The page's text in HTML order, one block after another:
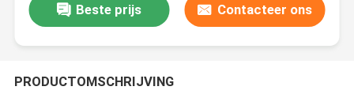
Beste prijs Contacteer ons
PRODUCTOMSCHRIJVING